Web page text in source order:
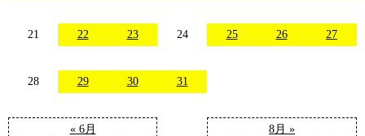
« 6月 8月 »
21 22 23 24 25 26 27
28 29 30 31